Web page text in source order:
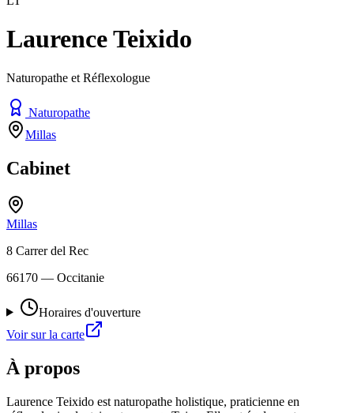
Laurence Teixido
Naturopathe et Réflexologue
Naturopathe
Millas
Cabinet
Millas
8 Carrer del Rec
66170 — Occitanie
Horaires d'ouverture
Voir sur la carte
À propos
Laurence Teixido est naturopathe holistique, praticienne en